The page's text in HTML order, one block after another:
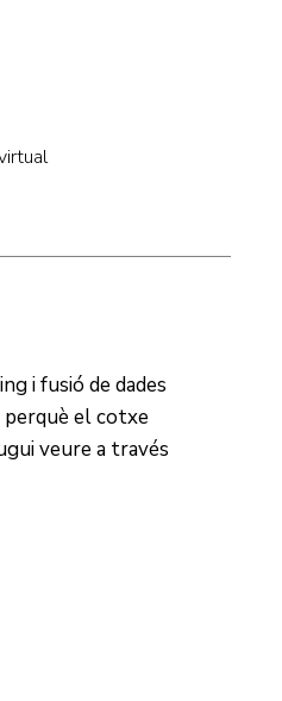
i fusió de dades
el cotxe
veure a través